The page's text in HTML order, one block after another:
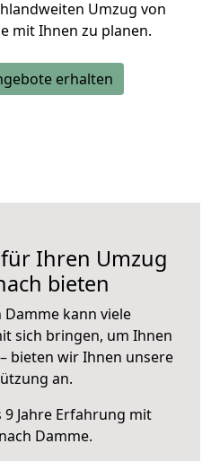
Umzug von
mit Ihnen zu planen.
erhalten
Ihren Umzug
bieten
Damme kann viele
sich bringen, um Ihnen
bieten wir Ihnen unsere
an.
Jahre Erfahrung mit
Damme.